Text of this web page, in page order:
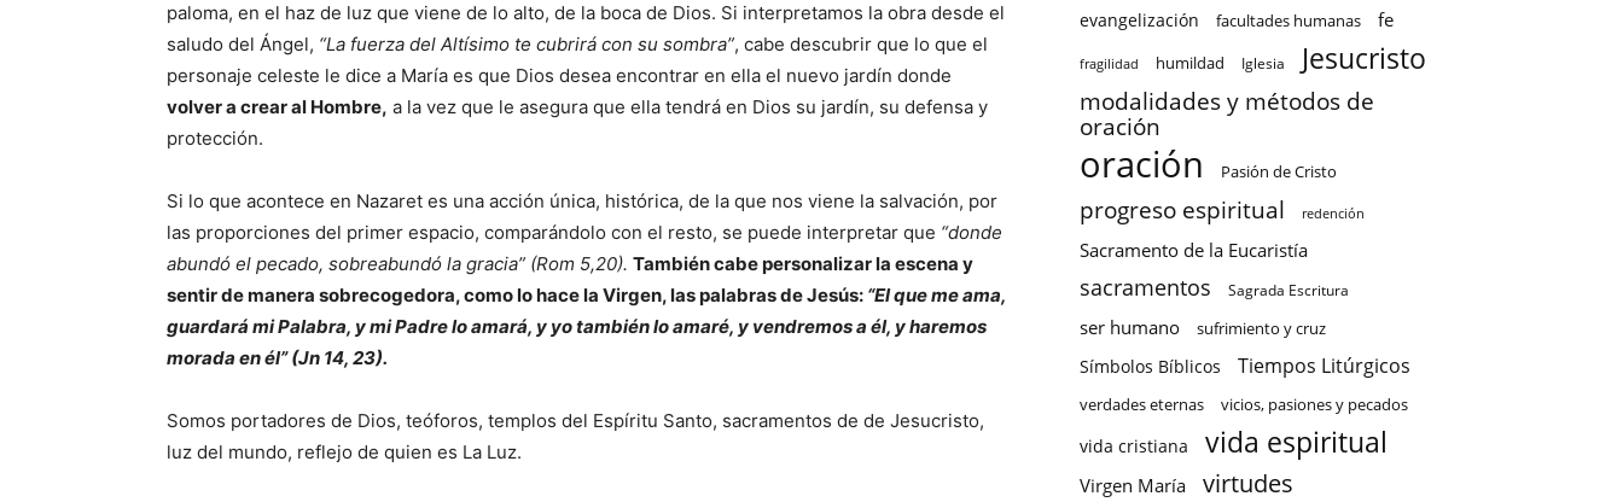
paloma, en el haz de luz que viene de lo alto, de la boca de Dios. Si interpretamos la obra desde el
saludo del Ángel, “La fuerza del Altísimo te cubrirá con su sombra”, cabe descubrir que lo que el
personaje celeste le dice a María es que Dios desea encontrar en ella el nuevo jardín donde
volver a crear al Hombre, a la vez que le asegura que ella tendrá en Dios su jardín, su defensa y
protección.
Si lo que acontece en Nazaret es una acción única, histórica, de la que nos viene la salvación, por
las proporciones del primer espacio, comparándolo con el resto, se puede interpretar que “donde
abundó el pecado, sobreabundó la gracia” (Rom 5,20). También cabe personalizar la escena y
sentir de manera sobrecogedora, como lo hace la Virgen, las palabras de Jesús: “El que me ama,
guardará mi Palabra, y mi Padre lo amará, y yo también lo amaré, y vendremos a él, y haremos
morada en él” (Jn 14, 23).
Somos portadores de Dios, teóforos, templos del Espíritu Santo, sacramentos de de Jesucristo,
luz del mundo, reflejo de quien es La Luz.
evangelización facultades humanas fe
fragilidad humildad Iglesia Jesucristo
modalidades y métodos de
oración
oración Pasión de Cristo
progreso espiritual redención
Sacramento de la Eucaristía
sacramentos Sagrada Escritura
ser humano sufrimiento y cruz
Símbolos Bíblicos Tiempos Litúrgicos
verdades eternas vicios, pasiones y pecados
vida cristiana vida espiritual
Virgen María virtudes